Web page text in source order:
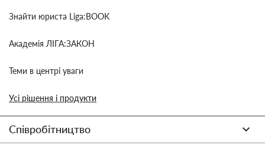
Знайти юриста Liga:BOOK
Академія ЛІГА:ЗАКОН
Теми в центрі уваги
Усі рішення і продукти
Співробітництво